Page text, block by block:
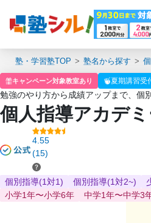
塾・学習塾TOP 塾名から探す
キャンペーン対象教室あり 夏期講習受
勉強のやり方から成績アップまで、個
個人指導アカデ
4.55
(15)
個別指導(1対1) 個別指導(1対2~)
小学1年〜小学6年
中学1年〜中学3